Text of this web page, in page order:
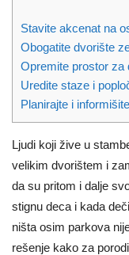
Stavite akcenat na
Obogatite dvorište
Opremite prostor za
Uredite staze i
Planirajte i
Ljudi koji žive u
velikim dvorištem i
da su pritom i dalje
stignu deca i kada
ništa osim parkova
rešenje kako za